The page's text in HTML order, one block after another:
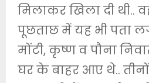
मिलाकर खिला दी थी..
पूछताछ में यह भी पता
मोंटी, कृष्ण व पौना
घर के बाहर आए थे..